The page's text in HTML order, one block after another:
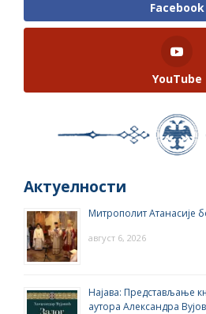
Facebook
YouTube
Актуелности
Митрополит Атанасије
август 6, 2026
Најава: Представљање
аутора Александра